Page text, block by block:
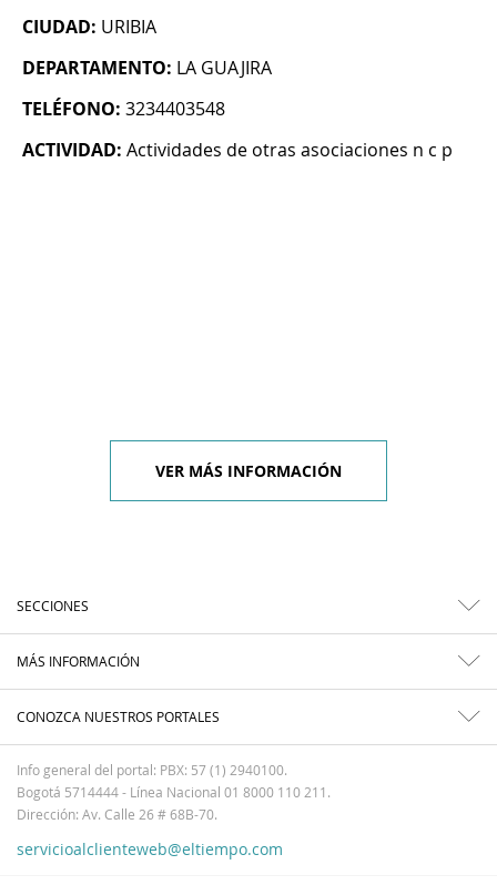
CIUDAD: URIBIA
DEPARTAMENTO: LA GUAJIRA
TELÉFONO: 3234403548
ACTIVIDAD: Actividades de otras asociaciones n c p
VER MÁS INFORMACIÓN
SECCIONES
MÁS INFORMACIÓN
CONOZCA NUESTROS PORTALES
Info general del portal: PBX: 57 (1) 2940100.
Bogotá 5714444 - Línea Nacional 01 8000 110 211.
Dirección: Av. Calle 26 # 68B-70.
servicioalclienteweb@eltiempo.com